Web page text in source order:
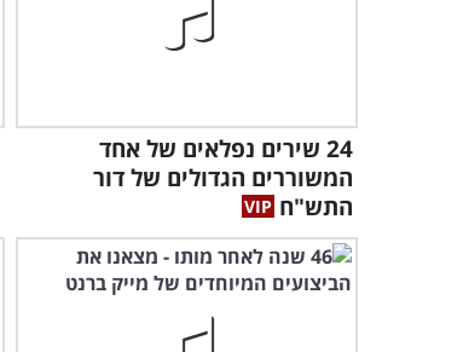
24 שירים נפלאים של אחד
המשוררים הגדולים של דור
התש"ח